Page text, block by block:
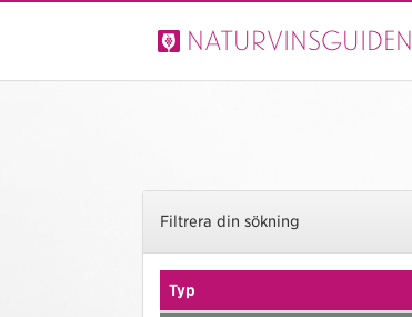
Naturvinsguiden
Filtrera din sökning
Typ